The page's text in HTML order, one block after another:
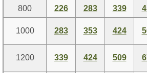
800 226 283 339
1000 283 353 424
1200 339 424 509